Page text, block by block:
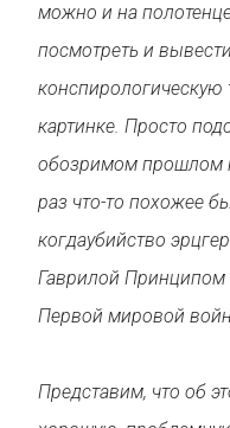
можно и на
посмотреть и
конспирологическую
картинке. Просто
обозримом прошлом
раз что-то похожее
когдаубийство
Гаврилой Принципом
Первой мировой
Представим, что об